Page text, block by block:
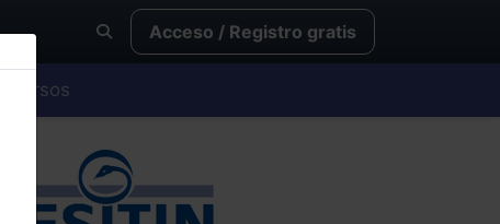
Acceso / Registro gratis
Cursos